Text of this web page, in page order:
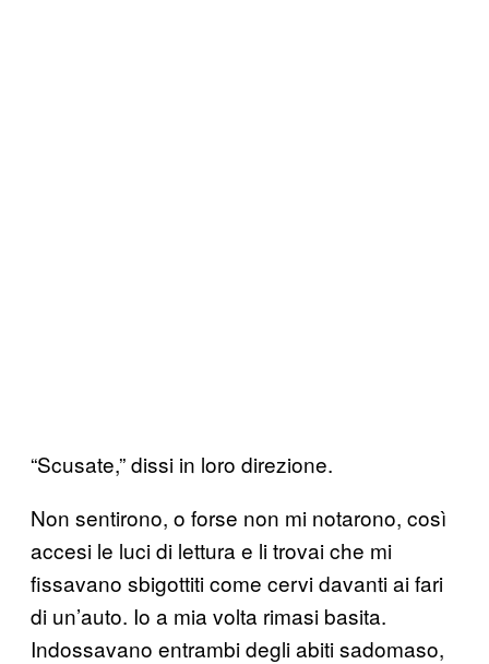
“Scusate,” dissi in loro direzione.
Non sentirono, o forse non mi notarono, così
accesi le luci di lettura e li trovai che mi
fissavano sbigottiti come cervi davanti ai fari
di un’auto. Io a mia volta rimasi basita.
Indossavano entrambi degli abiti sadomaso,